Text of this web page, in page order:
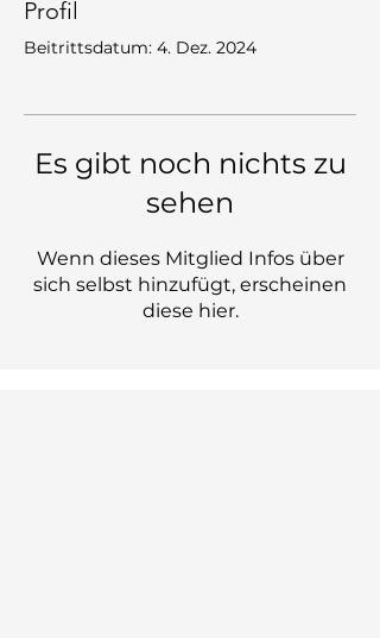
Profil
Beitrittsdatum: 4. Dez. 2024
Es gibt noch nichts zu
sehen
Wenn dieses Mitglied Infos über
sich selbst hinzufügt, erscheinen
diese hier.